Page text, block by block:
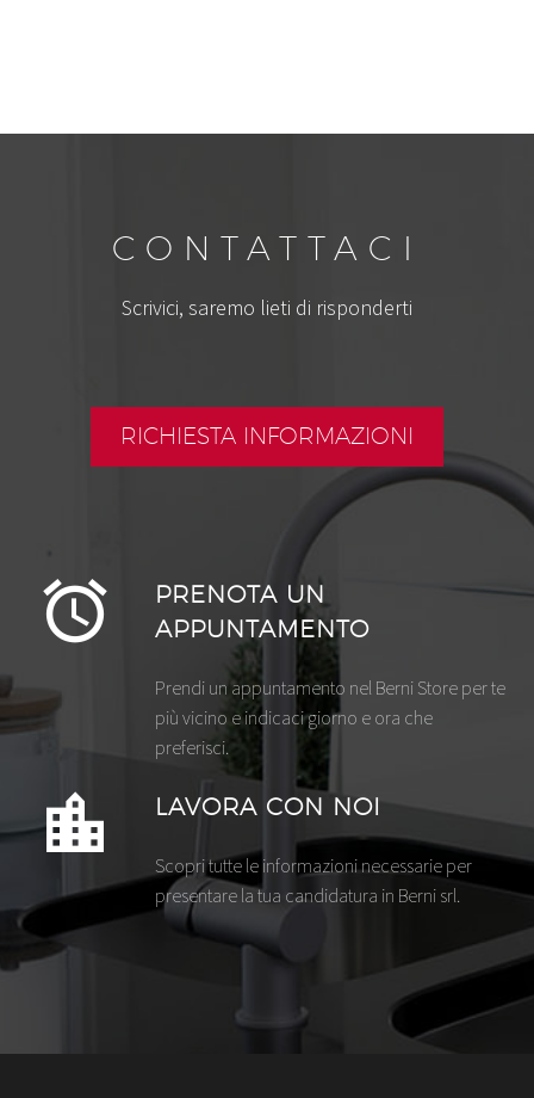
CONTATTACI
Scrivici, saremo lieti di risponderti
RICHIESTA INFORMAZIONI
PRENOTA UN
APPUNTAMENTO
Prendi un appuntamento nel Berni Store per te
più vicino e indicaci giorno e ora che
preferisci.
LAVORA CON NOI
Scopri tutte le informazioni necessarie per
presentare la tua candidatura in Berni srl.